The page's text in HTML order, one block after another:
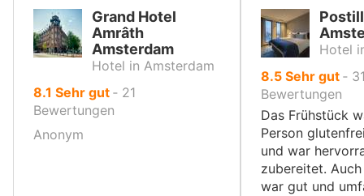
Grand Hotel
Amrâth
Amsterdam
Hotel in Amsterdam
8.1 von
10,
Sehr gut ‐ 21
Bewertungen
Anonym
Hotel
8.5von
10,
Sehr gut ‐
Bewertungen
Das Frühstück
Person
und war
zubereitet.
war gut und